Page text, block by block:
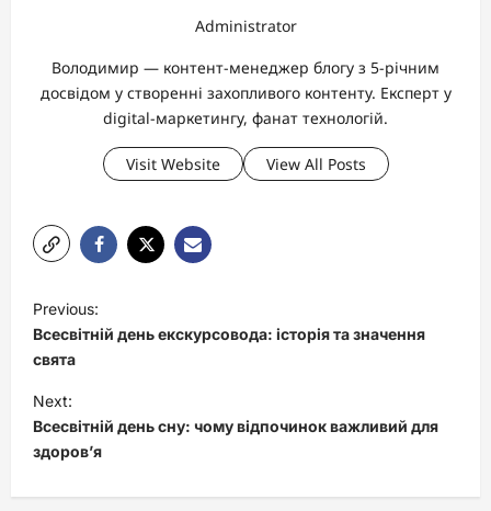
Administrator
Володимир — контент-менеджер блогу з 5-річним
досвідом у створенні захопливого контенту. Експерт у
digital-маркетингу, фанат технологій.
Visit Website View All Posts
P
o
s
t
n
a
v
Previous:
Всесвітній день екскурсовода: історія та значення
свята
Next:
Всесвітній день сну: чому відпочинок важливий для
здоров’я